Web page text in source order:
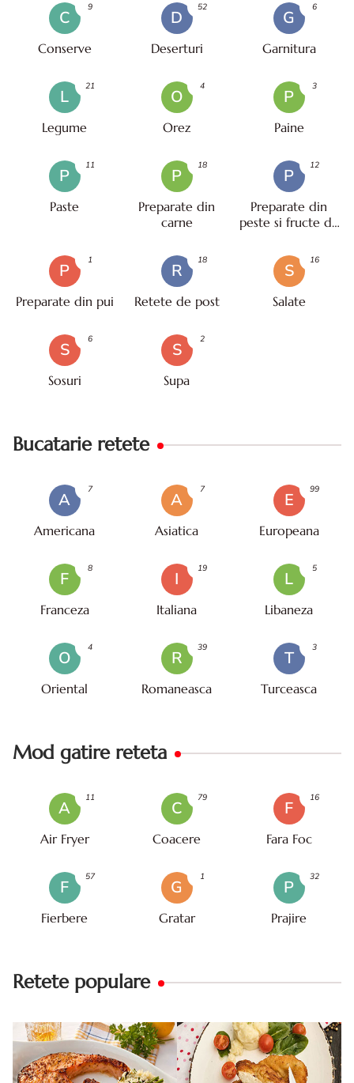
C
Conserve
9
D
Deserturi
52
G
Garnitura
6
L
Legume
21
O
Orez
4
P
Paine
3
P
Paste
11
P
Preparate din
carne
18
P
Preparate din
peste si fructe de
12
P
Preparate din pui
1
R
Retete de post
18
S
Salate
16
S
Sosuri
6
S
Supa
2
Bucatarie retete
A
Americana
7
A
Asiatica
7
E
Europeana
99
F
Franceza
8
I
Italiana
19
L
Libaneza
5
O
Oriental
4
R
Romaneasca
39
T
Turceasca
3
Mod gatire reteta
A
Air Fryer
11
C
Coacere
79
F
Fara Foc
16
F
Fierbere
57
G
Gratar
1
P
Prajire
32
Retete populare